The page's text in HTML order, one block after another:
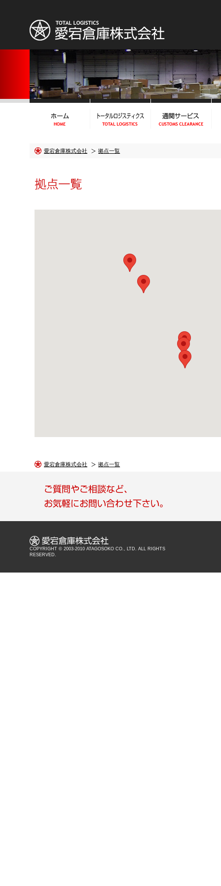
愛宕倉庫株式会社 拠点一覧
愛宕倉庫株式会社 拠点一覧
COPYRIGHT © 2003-2010 ATAGOSOKO CO., LTD. ALL RIGHTS
RESERVED.